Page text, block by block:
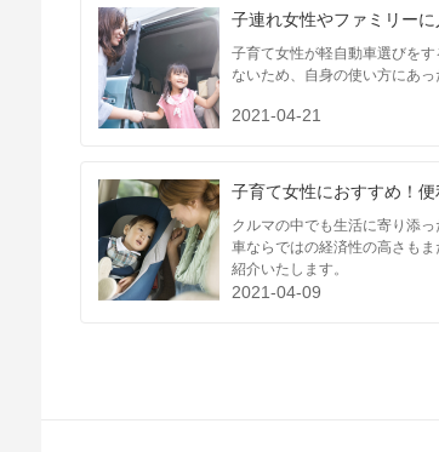
子連れ女性やファミリー
子育て女性が軽自動車選びを
ないため、自身の使い方にあ
2021-04-21
子育て女性におすすめ！
クルマの中でも生活に寄り添
車ならではの経済性の高さも
紹介いたします。
2021-04-09